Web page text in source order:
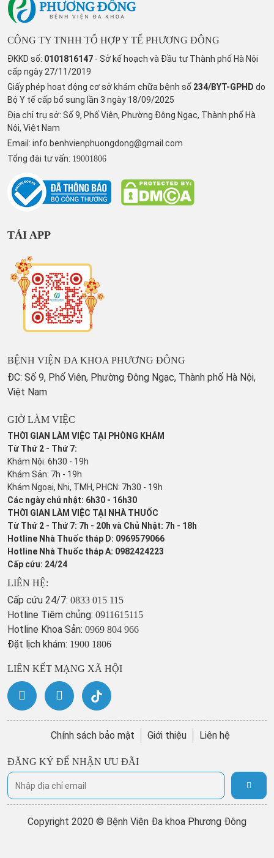
CÔNG TY TNHH TỔ HỢP Y TẾ PHƯƠNG ĐÔNG
ĐKKD số: 0101816147 - Sở kế hoạch và Đầu tư Thành phố Hà Nội
cấp ngày 27/11/2019
Giấy phép hoạt động cơ sở khám chữa bệnh số 234/BYT-GPHD do
Bộ Y tế cấp bổ sung lần 3 ngày 18/09/2025
Địa chỉ trụ sở: Số 9, Phố Viên, Phường Đông Ngạc, Thành phố Hà
Nội, Việt Nam
Email: info.benhvienphuongdong@gmail.com
Tổng đài tư vấn: 19001806
TẢI APP
BỆNH VIỆN ĐA KHOA PHƯƠNG ĐÔNG
ĐC: Số 9, Phố Viên, Phường Đông Ngạc, Thành phố Hà Nội,
Việt Nam
GIỜ LÀM VIỆC
THỜI GIAN LÀM VIỆC TẠI PHÒNG KHÁM
Từ Thứ 2 - Thứ 7:
Khám Nội: 6h30 - 19h
Khám Sản: 7h - 19h
Khám Ngoại, Nhi, TMH, PHCN: 7h30 - 19h
Các ngày chủ nhật: 6h30 - 16h30
THỜI GIAN LÀM VIỆC TẠI NHÀ THUỐC
Từ Thứ 2 - Thứ 7: 7h - 20h và Chủ Nhật: 7h - 18h
Hotline Nhà Thuốc tháp D: 0969579066
Hotline Nhà Thuốc tháp A: 0982424223
Cấp cứu: 24/24
LIÊN HỆ:
Cấp cứu 24/7: 0833 015 115
Hotline Tiêm chủng: 0911615115
Hotline Khoa Sản: 0969 804 966
Đặt lịch khám: 1900 1806
LIÊN KẾT MẠNG XÃ HỘI
Chính sách bảo mật Giới thiệu Liên hệ
ĐĂNG KÝ ĐỂ NHẬN ƯU ĐÃI
Copyright 2020 © Bệnh Viện Đa khoa Phương Đông